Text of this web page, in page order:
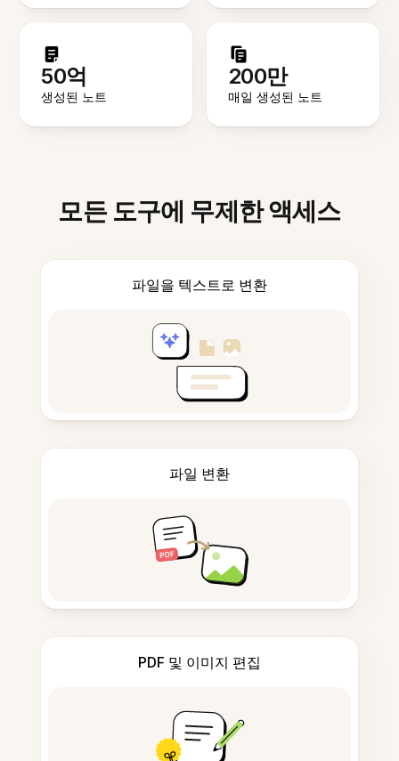
50억
생성된 노트
200만
매일 생성된 노트
모든 도구에 무제한 액세스
파일을 텍스트로 변환
파일 변환
PDF 및 이미지 편집